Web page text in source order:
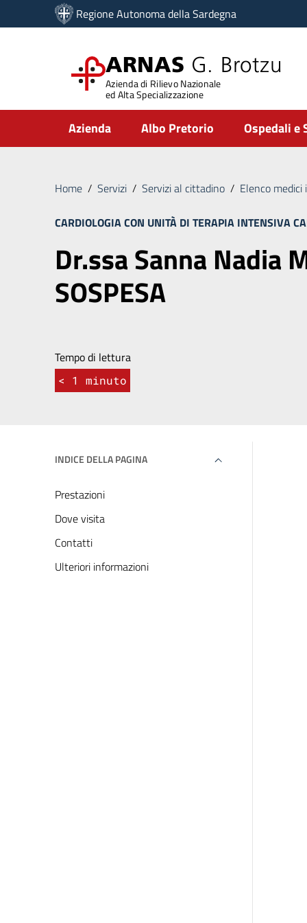
Vai ai contenuti
Vai al menu di navigazione
Regione Autonoma della Sardegna
ARNAS G. Brotzu
Azienda di Rilievo Nazionale
ed Alta Specializzazione
Submenu
Azienda Albo Pretorio Ospedali
Home / Servizi / Servizi al cittadino / Elenco
CARDIOLOGIA CON UNITÀ DI TERAPIA INTENSIVA
Dr.ssa Sanna Nadia
SOSPESA
Tempo di lettura
< 1 minuto
INDICE DELLA PAGINA
Prestazioni
Dove visita
Contatti
Ulteriori informazioni